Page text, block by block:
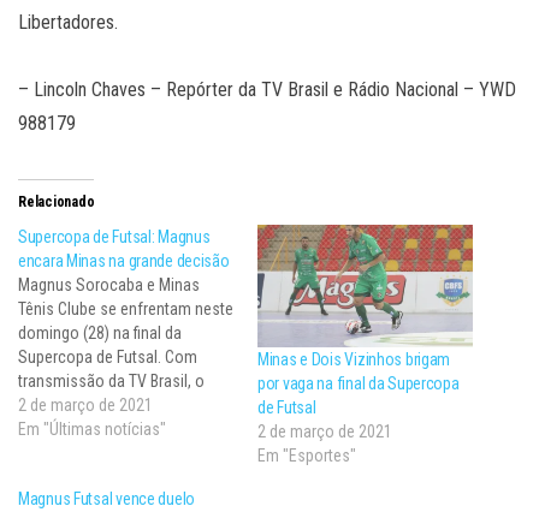
Libertadores.
– Lincoln Chaves – Repórter da TV Brasil e Rádio Nacional – YWD
988179
Relacionado
Supercopa de Futsal: Magnus
encara Minas na grande decisão
Magnus Sorocaba e Minas
Tênis Clube se enfrentam neste
domingo (28) na final da
Supercopa de Futsal. Com
transmissão da TV Brasil, o
confronto acontece a partir
das 11h (horário de Brasília), na
equipes já duelaram no torneio
2 de março de 2021
Em "Últimas notícias"
Minas e Dois Vizinhos brigam
por vaga na final da Supercopa
de Futsal
2 de março de 2021
Em "Esportes"
Magnus Futsal vence duelo